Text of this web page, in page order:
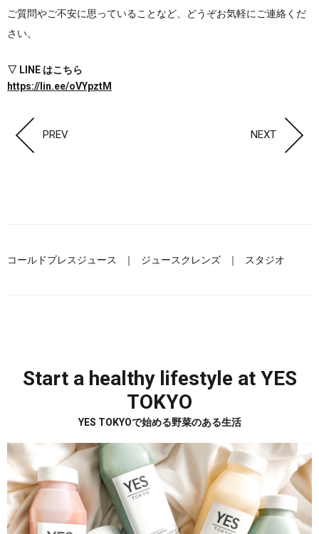
ご質問やご不安に思っていることなど、どうぞお気軽にご連絡くだ
さい。
▽ LINE はこちら
https://lin.ee/oVYpztM
PREV NEXT
コールドプレスジュース ジュースクレンズ スタジオ
Start a healthy lifestyle at YES
TOKYO
YES TOKYOで始める野菜のある生活